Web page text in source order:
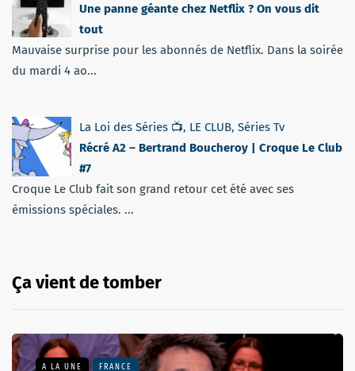
Une panne géante chez Netflix ? On vous dit
tout
Mauvaise surprise pour les abonnés de Netflix. Dans la soirée
du mardi 4 ao...
La Loi des Séries 📺, LE CLUB, Séries Tv
Récré A2 – Bertrand Boucheroy | Croque Le Club
#7
Croque Le Club fait son grand retour cet été avec ses
émissions spéciales. ...
Ça vient de tomber
A LA UNE FRANCE